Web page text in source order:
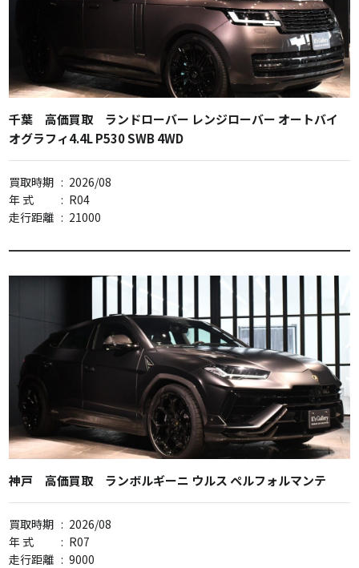
千葉 高価買取 ランドローバー レンジローバー オートバイ
オグラフィ4.4L P530 SWB 4WD
買取時期 : 2026/08
年 式
: R04
走行距離 : 21000
神戸 高価買取 ランボルギーニ ウルス ペルフォルマンテ
買取時期 : 2026/08
年 式
: R07
走行距離 : 9000